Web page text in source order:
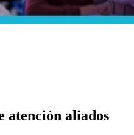
atención aliados